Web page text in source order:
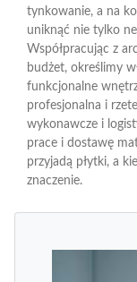
tynkowanie, a na
uniknąć nie tylko
Współpracując z
budżet, określimy
funkcjonalne
profesjonalna i
wykonawcze i
prace i dostawę
przyjadą płytki, a
znaczenie.